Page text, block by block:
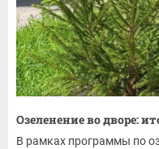
Озеленение во дворе:
В рамках программы по